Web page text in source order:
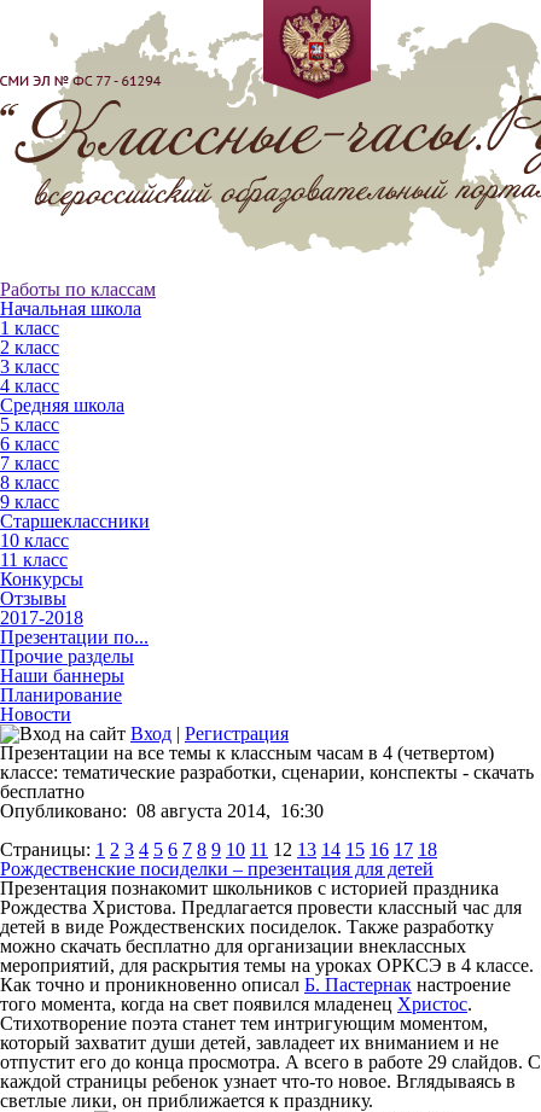
Работы по классам
Начальная школа
1 класс
2 класс
3 класс
4 класс
Средняя школа
5 класс
6 класс
7 класс
8 класс
9 класс
Старшеклассники
10 класс
11 класс
Конкурсы
Отзывы
2017-2018
Презентации по...
Прочие разделы
Наши баннеры
Планирование
Новости
Вход | Регистрация
Презентации на все темы к классным часам в 4 (четвертом)
классе: тематические разработки, сценарии, конспекты - скачать
бесплатно
Опубликовано: 08 августа 2014, 16:30
Страницы: 1 2 3 4 5 6 7 8 9 10 11 12 13 14 15 16 17 18
Рождественские посиделки – презентация для детей
Презентация познакомит школьников с историей праздника
Рождества Христова. Предлагается провести классный час для
детей в виде Рождественских посиделок. Также разработку
можно скачать бесплатно для организации внеклассных
мероприятий, для раскрытия темы на уроках ОРКСЭ в 4 классе.
Как точно и проникновенно описал Б. Пастернак настроение
того момента, когда на свет появился младенец Христос.
Стихотворение поэта станет тем интригующим моментом,
который захватит души детей, завладеет их вниманием и не
отпустит его до конца просмотра. А всего в работе 29 слайдов. С
каждой страницы ребенок узнает что-то новое. Вглядываясь в
светлые лики, он приближается к празднику.